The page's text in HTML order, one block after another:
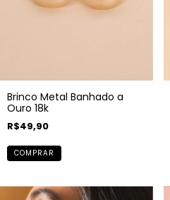
Brinco Metal Banhado a
Ouro 18k
R$49,90
COMPRAR